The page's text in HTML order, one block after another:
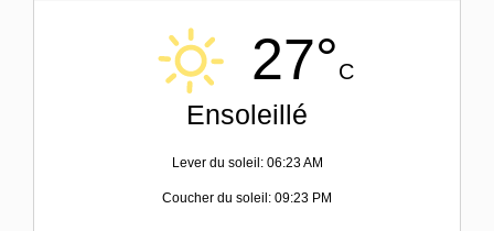
27°C
Ensoleillé
Lever du soleil: 06:23 AM
Coucher du soleil: 09:23 PM